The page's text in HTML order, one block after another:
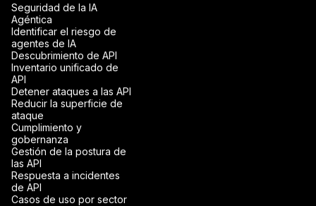
Seguridad de la IA
Agéntica
Identificar el riesgo de
agentes de IA
Descubrimiento de API
Inventario unificado de
API
Detener ataques a las API
Reducir la superficie de
ataque
Cumplimiento y
gobernanza
Gestión de la postura de
las API
Respuesta a incidentes
de API
Casos de uso por sector